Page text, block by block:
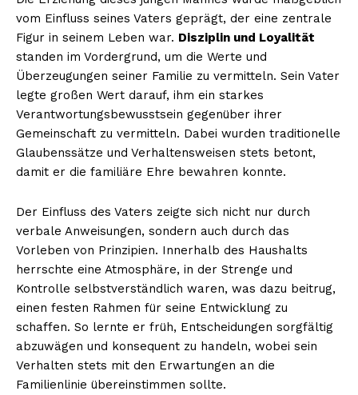
vom Einfluss seines Vaters geprägt, der eine zentrale
Figur in seinem Leben war. Disziplin und Loyalität
standen im Vordergrund, um die Werte und
Überzeugungen seiner Familie zu vermitteln. Sein Vater
legte großen Wert darauf, ihm ein starkes
Verantwortungsbewusstsein gegenüber ihrer
Gemeinschaft zu vermitteln. Dabei wurden traditionelle
Glaubenssätze und Verhaltensweisen stets betont,
damit er die familiäre Ehre bewahren konnte.
Der Einfluss des Vaters zeigte sich nicht nur durch
verbale Anweisungen, sondern auch durch das
Vorleben von Prinzipien. Innerhalb des Haushalts
herrschte eine Atmosphäre, in der Strenge und
Kontrolle selbstverständlich waren, was dazu beitrug,
einen festen Rahmen für seine Entwicklung zu
schaffen. So lernte er früh, Entscheidungen sorgfältig
abzuwägen und konsequent zu handeln, wobei sein
Verhalten stets mit den Erwartungen an die
Familienlinie übereinstimmen sollte.